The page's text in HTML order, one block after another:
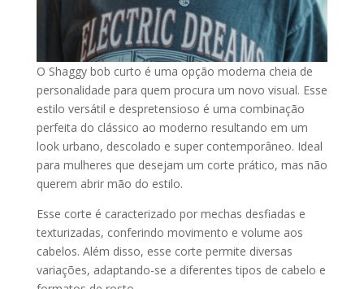
O Shaggy bob curto é uma opção moderna cheia de
personalidade para quem procura um novo visual. Esse
estilo versátil e despretensioso é uma combinação
perfeita do clássico ao moderno resultando em um
look urbano, descolado e super contemporâneo. Ideal
para mulheres que desejam um corte prático, mas não
querem abrir mão do estilo.
Esse corte é caracterizado por mechas desfiadas e
texturizadas, conferindo movimento e volume aos
cabelos. Além disso, esse corte permite diversas
variações, adaptando-se a diferentes tipos de cabelo e